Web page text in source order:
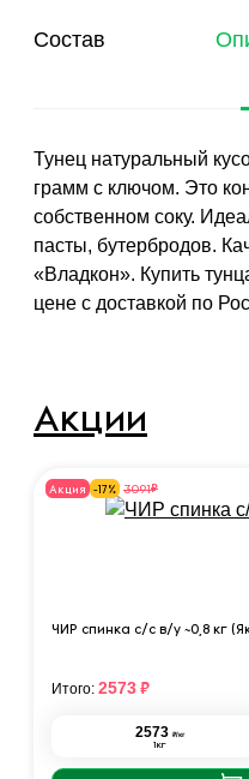
Состав
Тунец натуральный
грамм с ключом. Это
собственном соку.
пасты, бутербродов.
«Владкон». Купить
цене с доставкой по
Акции
Акция -17% 3091₽
ЧИР
2573 ₽/кг
1кг
Итого: 2573₽